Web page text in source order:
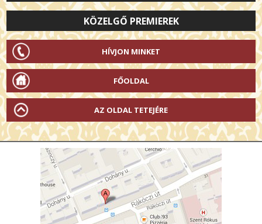
KÖZELGŐ PREMIEREK
HÍVJON MINKET
FŐOLDAL
AZ OLDAL TETEJÉRE